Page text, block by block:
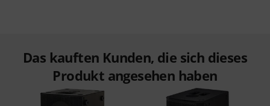
Das kauften Kunden, die sich dieses
Produkt angesehen haben